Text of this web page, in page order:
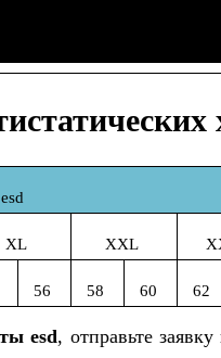
XL XXL
56 58 60 62
esd, отправьте